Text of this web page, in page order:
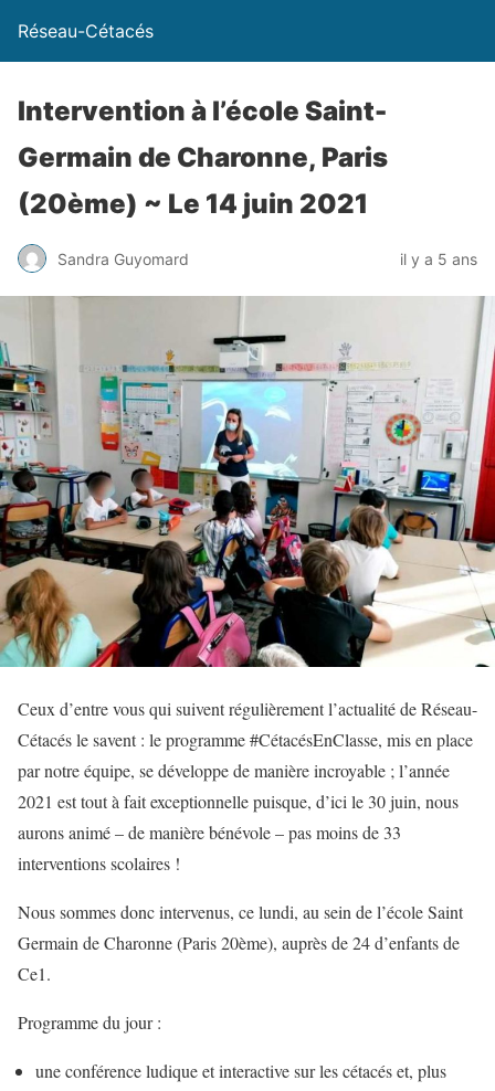
Réseau-Cétacés
Intervention à l’école Saint-
Germain de Charonne, Paris
(20ème) ~ Le 14 juin 2021
Sandra Guyomard il y a 5 ans
Ceux d’entre vous qui suivent régulièrement l’actualité de Réseau-
Cétacés le savent : le programme #CétacésEnClasse, mis en place
par notre équipe, se développe de manière incroyable ; l’année
2021 est tout à fait exceptionnelle puisque, d’ici le 30 juin, nous
aurons animé – de manière bénévole – pas moins de 33
interventions scolaires !
Nous sommes donc intervenus, ce lundi, au sein de l’école Saint
Germain de Charonne (Paris 20ème), auprès de 24 d’enfants de
Ce1.
Programme du jour :
une conférence ludique et interactive sur les cétacés et, plus